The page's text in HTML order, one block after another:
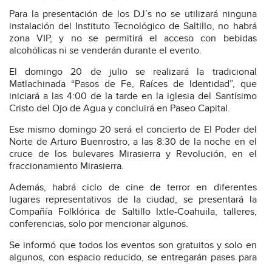
Para la presentación de los DJ’s no se utilizará ninguna
instalación del Instituto Tecnológico de Saltillo, no habrá
zona VIP, y no se permitirá el acceso con bebidas
alcohólicas ni se venderán durante el evento.
El domingo 20 de julio se realizará la tradicional
Matlachinada “Pasos de Fe, Raíces de Identidad”, que
iniciará a las 4:00 de la tarde en la iglesia del Santísimo
Cristo del Ojo de Agua y concluirá en Paseo Capital.
Ese mismo domingo 20 será el concierto de El Poder del
Norte de Arturo Buenrostro, a las 8:30 de la noche en el
cruce de los bulevares Mirasierra y Revolución, en el
fraccionamiento Mirasierra.
Además, habrá ciclo de cine de terror en diferentes
lugares representativos de la ciudad, se presentará la
Compañía Folklórica de Saltillo Ixtle-Coahuila, talleres,
conferencias, solo por mencionar algunos.
Se informó que todos los eventos son gratuitos y solo en
algunos, con espacio reducido, se entregarán pases para